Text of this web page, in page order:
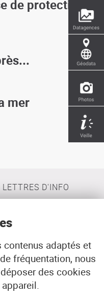
de protection
mer
D'INFO
29200 BREST
CONTACT
adaptés et
fréquentation, nous
des cookies